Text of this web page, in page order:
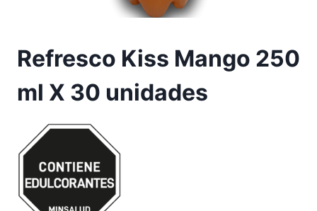
Refresco Kiss Mango 250
ml X 30 unidades